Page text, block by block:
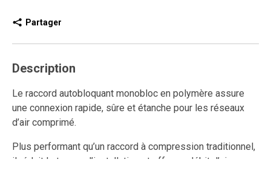
Partager
Description
Le raccord autobloquant monobloc en polymère assure
une connexion rapide, sûre et étanche pour les réseaux
d’air comprimé.
Plus performant qu’un raccord à compression traditionnel,
il réduit le temps d’installation et offre un débit d’air